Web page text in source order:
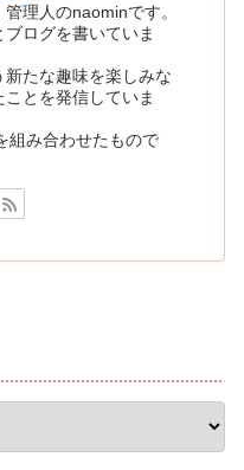
理人のnaominです。
ログを書いていま
たな趣味を楽しみな
とを発信していま
組み合わせたもので